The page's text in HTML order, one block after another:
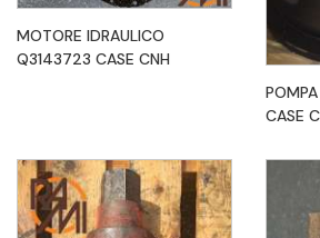
MOTORE IDRAULICO
Q3143723 CASE CNH
CASE